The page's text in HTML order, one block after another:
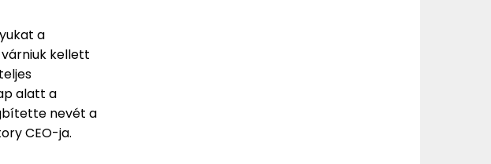
a
kellett
alatt a
nevét a
CEO-ja.